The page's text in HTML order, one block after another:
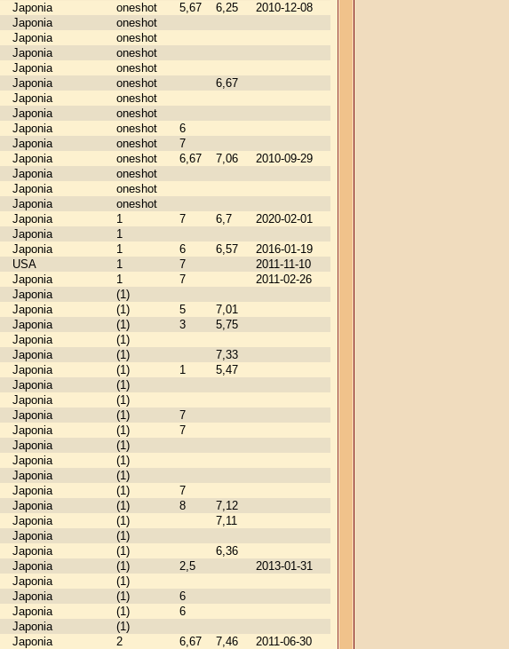
Japonia oneshot 5,67 6,25
2010-12-08
Japonia
oneshot
Japonia
oneshot
Japonia
oneshot
Japonia
oneshot
Japonia oneshot
6,67
Japonia
oneshot
Japonia
oneshot
Japonia oneshot
6
Japonia oneshot
7
Japonia oneshot 6,67 7,06
2010-09-29
Japonia
oneshot
Japonia
oneshot
Japonia
oneshot
Japonia 1 7 6,7
2020-02-01
Japonia
1
Japonia 1 6 6,57
2016-01-19
USA 1 7
2011-11-10
Japonia 1 7
2011-02-26
Japonia
(1)
Japonia (1) 5
7,01
Japonia (1) 3
5,75
Japonia
(1)
Japonia (1)
7,33
Japonia (1) 1
5,47
Japonia
(1)
Japonia
(1)
Japonia (1)
7
Japonia (1)
7
Japonia
(1)
Japonia
(1)
Japonia
(1)
Japonia (1)
7
Japonia (1) 8
7,12
Japonia (1)
7,11
Japonia
(1)
Japonia (1)
6,36
Japonia (1) 2,5
2013-01-31
Japonia
(1)
Japonia (1)
6
Japonia (1)
6
Japonia
(1)
Japonia 2 6,67 7,46
2011-06-30